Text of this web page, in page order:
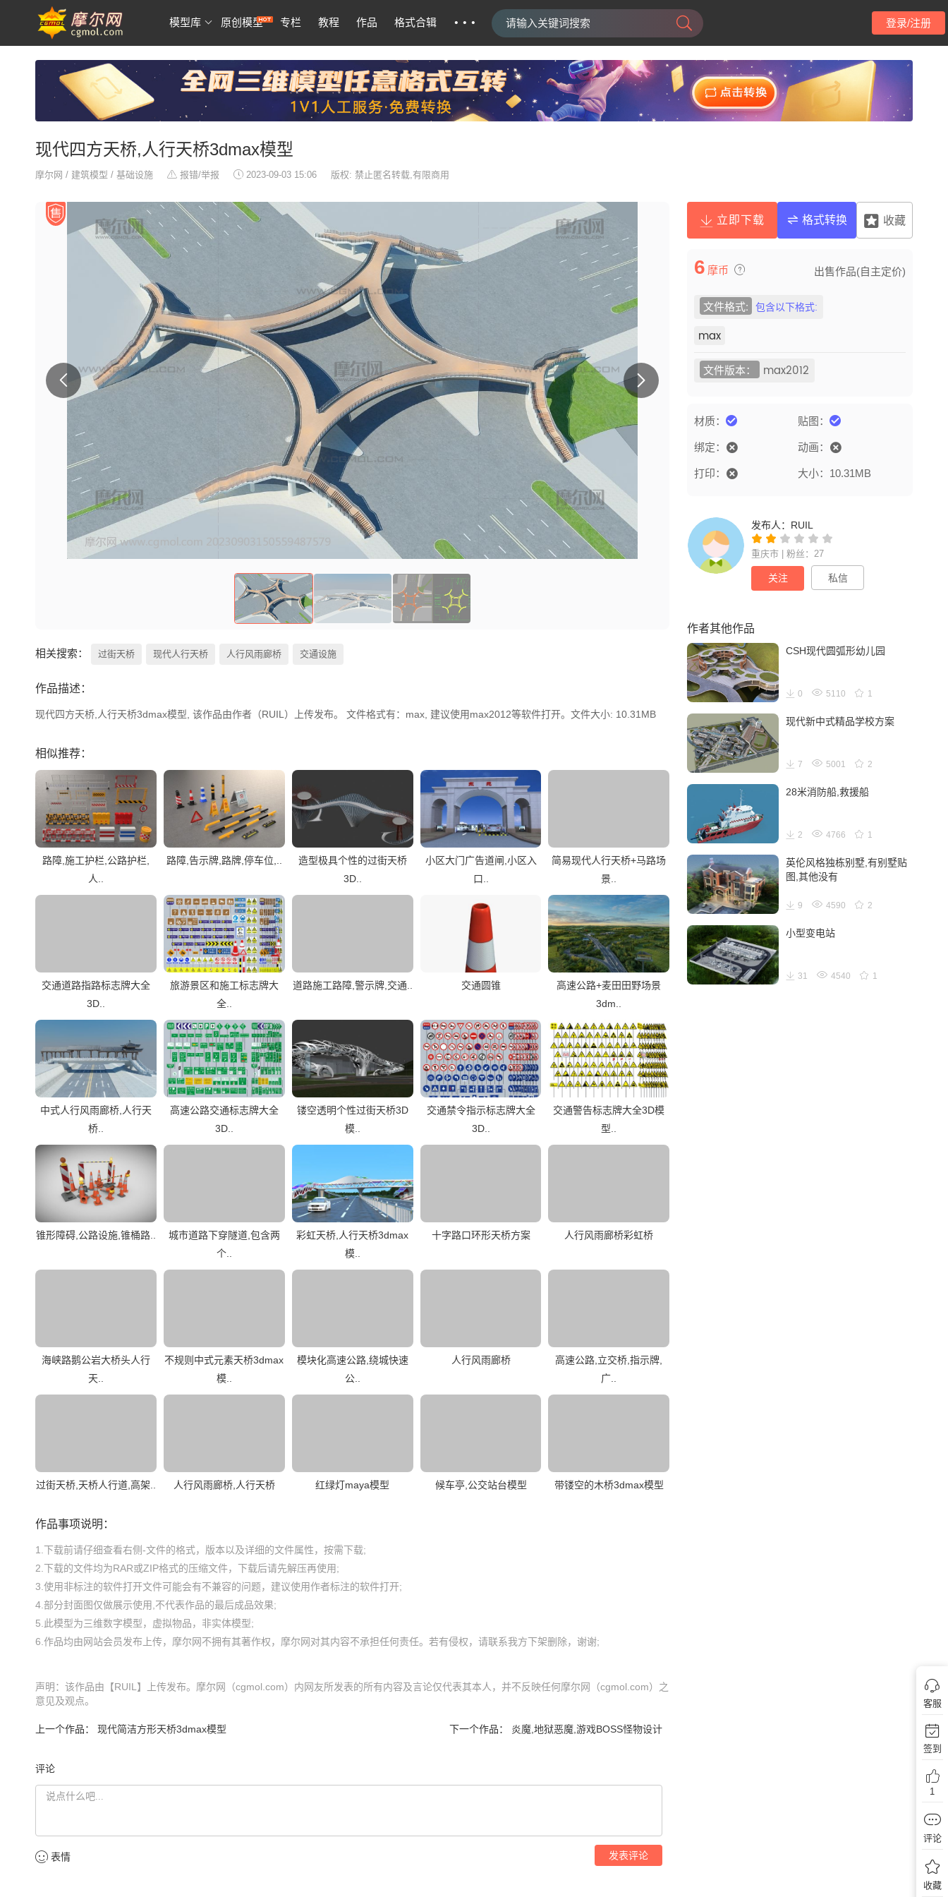
模型库 原创模型 专栏 教程 作品 格式合辑 ··· 登录/注册
现代四方天桥,人行天桥3dmax模型
摩尔网 / 建筑模型 / 基础设施 报错/举报 2023-09-03 15:06 版权: 禁止匿名转载,有限商用
相关搜索： 过街天桥 现代人行天桥 人行风雨廊桥 交通设施
作品描述：
现代四方天桥,人行天桥3dmax模型, 该作品由作者（RUIL）上传发布。 文件格式有：max, 建议使用max2012等软件打开。文件大小: 10.31MB
相似推荐：
路障,施工护栏,公路护栏,
人..
路障,告示牌,路牌,停车位,..
造型极具个性的过街天桥
3D..
小区大门广告道闸,小区入
口..
简易现代人行天桥+马路场
景..
交通道路指路标志牌大全
3D..
旅游景区和施工标志牌大
全..
道路施工路障,警示牌,交通.. 交通圆锥
高速公路+麦田田野场景
3dm..
中式人行风雨廊桥,人行天
桥..
高速公路交通标志牌大全
3D..
镂空透明个性过街天桥3D
模..
交通禁令指示标志牌大全
3D..
交通警告标志牌大全3D模
型..
锥形障碍,公路设施,锥桶路..
城市道路下穿隧道,包含两
个..
彩虹天桥,人行天桥3dmax
模..
十字路口环形天桥方案 人行风雨廊桥彩虹桥
海峡路鹅公岩大桥头人行
天..
不规则中式元素天桥3dmax
模..
模块化高速公路,绕城快速
公..
人行风雨廊桥
高速公路,立交桥,指示牌,
广..
过街天桥,天桥人行道,高架.. 人行风雨廊桥,人行天桥 红绿灯maya模型 候车亭,公交站台模型 带镂空的木桥3dmax模型
作品事项说明：
1.下载前请仔细查看右侧-文件的格式，版本以及详细的文件属性，按需下载;
2.下载的文件均为RAR或ZIP格式的压缩文件，下载后请先解压再使用;
3.使用非标注的软件打开文件可能会有不兼容的问题，建议使用作者标注的软件打开;
4.部分封面图仅做展示使用,不代表作品的最后成品效果;
5.此模型为三维数字模型，虚拟物品，非实体模型;
声明：该作品由【RUIL】上传发布。摩尔网（cgmol.com）内网友所发表的所有内容及言论仅代表其本人，并不反映任何摩尔网（cgmol.com）之
意见及观点。
上一个作品： 现代简洁方形天桥3dmax模型 下一个作品： 炎魔,地狱恶魔,游戏BOSS怪物设计
评论
发表评论
表情
立即下载 格式转换 收藏
6 摩币 出售作品(自主定价)
文件格式: 包含以下格式:
max
文件版本： max2012
材质： 贴图：
绑定： 动画：
打印： 大小：10.31MB
发布人： RUIL
重庆市 | 粉丝：27
关注 私信
作者其他作品
CSH现代圆弧形幼儿园
0 5110 1
现代新中式精品学校方案
7 5001 2
28米消防船,救援船
2 4766 1
英伦风格独栋别墅,有别墅贴
图,其他没有
9 4590 2
小型变电站
31 4540 1
客服
签到
1
评论
收藏